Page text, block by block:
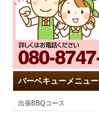
バーベキューメニュー
出張BBQコース